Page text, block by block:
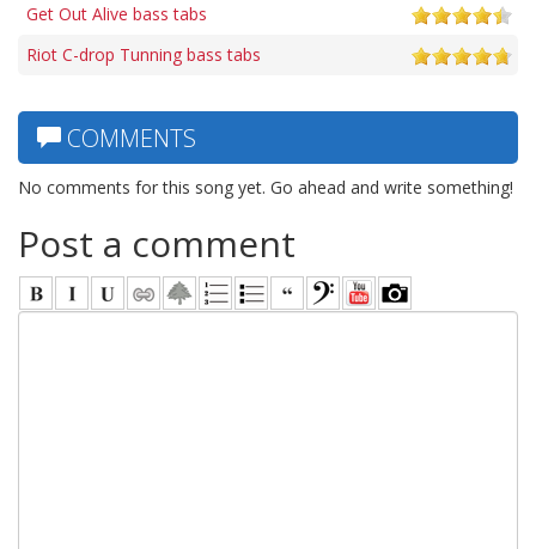
Get Out Alive bass tabs
Riot C-drop Tunning bass tabs
COMMENTS
No comments for this song yet. Go ahead and write something!
Post a comment